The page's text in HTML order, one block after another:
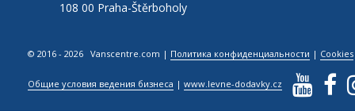
108 00 Praha-Štěrboholy
© 2016 - 2026 Vanscentre.com | Политика конфиденциальности | Cookies
Общие условия ведения бизнеса |www.levne-dodavky.cz